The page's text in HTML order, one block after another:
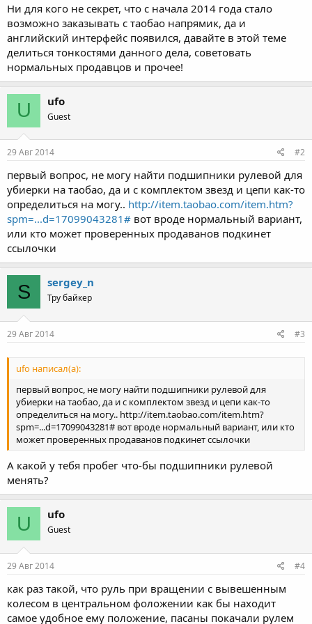
Ни для кого не секрет, что с начала 2014 года стало
возможно заказывать с таобао напрямик, да и
английский интерфейс появился, давайте в этой теме
делиться тонкостями данного дела, советовать
нормальных продавцов и прочее!
U ufo
Guest
29 Авг 2014 #2
первый вопрос, не могу найти подшипники рулевой для
убиерки на таобао, да и с комплектом звезд и цепи как-то
определиться на могу.. http://item.taobao.com/item.htm?
spm=...d=17099043281# вот вроде нормальный вариант,
или кто может проверенных продаванов подкинет
ссылочки
S sergey_n
Тру байкер
29 Авг 2014 #3
ufo написал(а):
первый вопрос, не могу найти подшипники рулевой для
убиерки на таобао, да и с комплектом звезд и цепи как-то
определиться на могу.. http://item.taobao.com/item.htm?
spm=...d=17099043281# вот вроде нормальный вариант, или кто
может проверенных продаванов подкинет ссылочки
А какой у тебя пробег что-бы подшипники рулевой
менять?
U ufo
Guest
29 Авг 2014 #4
как раз такой, что руль при вращении с вывешенным
колесом в центральном фоложении как бы находит
самое удобное ему положение, пасаны покачали рулем